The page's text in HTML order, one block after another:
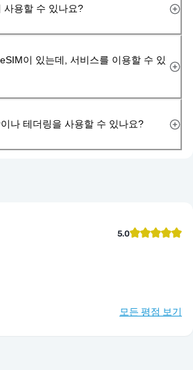
사용할 수 있나요?
이 있는데, 서비스를 이용할 수 있
나 테더링을 사용할 수 있나요?
5.0
모든 평점 보기